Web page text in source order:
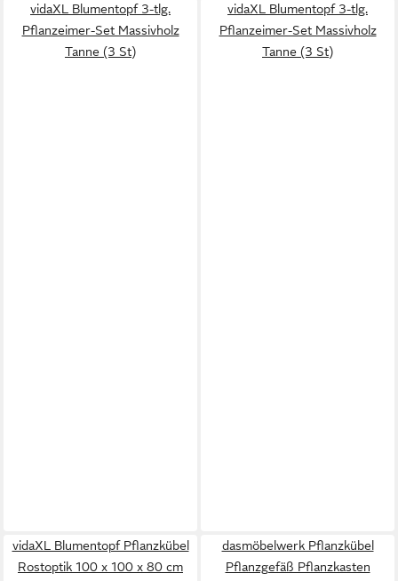
vidaXL Blumentopf 3-tlg.
Pflanzeimer-Set Massivholz
Tanne (3 St)
vidaXL Blumentopf 3-tlg.
Pflanzeimer-Set Massivholz
Tanne (3 St)
vidaXL Blumentopf Pflanzkübel
Rostoptik 100 x 100 x 80 cm
dasmöbelwerk Pflanzkübel
Pflanzgefäß Pflanzkasten